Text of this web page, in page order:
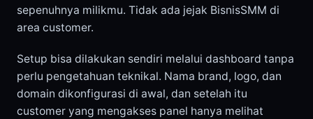
sepenuhnya milikmu. Tidak ada jejak BisnisSMM di
area customer.
Setup bisa dilakukan sendiri melalui dashboard tanpa
perlu pengetahuan teknikal. Nama brand, logo, dan
domain dikonfigurasi di awal, dan setelah itu
customer yang mengakses panel hanya melihat